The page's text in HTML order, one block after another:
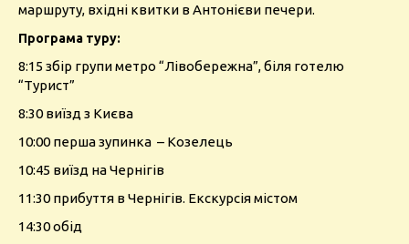
маршруту, вхідні квитки в Антонієви печери.
Програма туру:
8:15 збір групи метро “Лівобережна”, біля готелю
“Турист”
8:30 виїзд з Києва
10:00 перша зупинка – Козелець
10:45 виїзд на Чернігів
11:30 прибуття в Чернігів. Екскурсія містом
14:30 обід